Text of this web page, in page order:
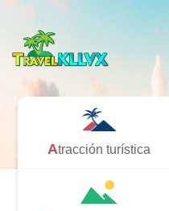
Atracción turística